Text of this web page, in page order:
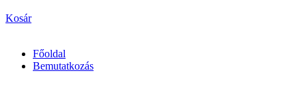
Kosár
Főoldal
Bemutatkozás